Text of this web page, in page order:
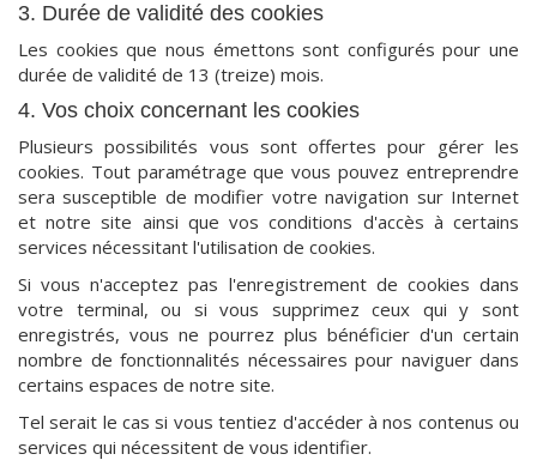
3. Durée de validité des cookies
Les cookies que nous émettons sont configurés pour une
durée de validité de 13 (treize) mois.
4. Vos choix concernant les cookies
Plusieurs possibilités vous sont offertes pour gérer les
cookies. Tout paramétrage que vous pouvez entreprendre
sera susceptible de modifier votre navigation sur Internet
et notre site ainsi que vos conditions d'accès à certains
services nécessitant l'utilisation de cookies.
Si vous n'acceptez pas l'enregistrement de cookies dans
votre terminal, ou si vous supprimez ceux qui y sont
enregistrés, vous ne pourrez plus bénéficier d'un certain
nombre de fonctionnalités nécessaires pour naviguer dans
certains espaces de notre site.
Tel serait le cas si vous tentiez d'accéder à nos contenus ou
services qui nécessitent de vous identifier.